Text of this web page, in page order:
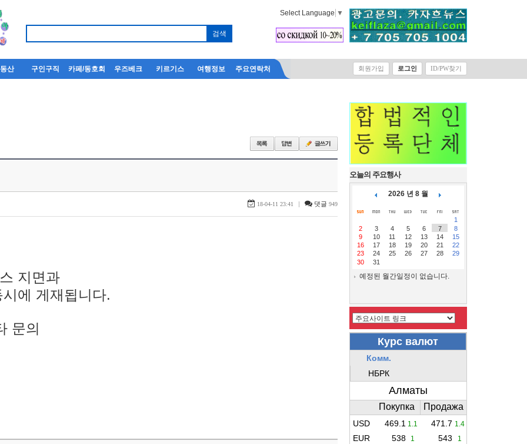
Select Language ▼
산 구인구직 카페/동호회 우즈베크 키르기스 여행정보 주요연락처 회원가입 로그인 ID/PW찾기
18-04-11 23:41 | 댓글 949
지면과
에 게재됩니다.
문의
오늘의 주요행사
2026 년 8 월
1
2
3 4 5 6 7
8
9
10 11 12 13 14
15
16
17 18 19 20 21
22
23
24 25 26 27 28
29
30
31
예정된 월간일정이 없습니다.